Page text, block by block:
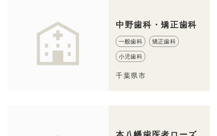
中野歯科・矯正歯科
一般歯科 矯正歯科
小児歯科
千葉県市